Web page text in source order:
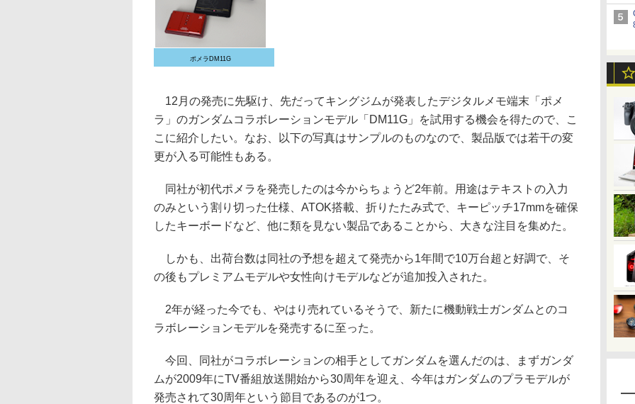
ポメラDM11G
12月の発売に先駆け、先だってキングジムが発表したデジタルメモ端末「ポメ
ラ」のガンダムコラボレーションモデル「DM11G」を試用する機会を得たので、こ
こに紹介したい。なお、以下の写真はサンプルのものなので、製品版では若干の変
更が入る可能性もある。
同社が初代ポメラを発売したのは今からちょうど2年前。用途はテキストの入力
のみという割り切った仕様、ATOK搭載、折りたたみ式で、キーピッチ17mmを確保
したキーボードなど、他に類を見ない製品であることから、大きな注目を集めた。
しかも、出荷台数は同社の予想を超えて発売から1年間で10万台超と好調で、そ
の後もプレミアムモデルや女性向けモデルなどが追加投入された。
2年が経った今でも、やはり売れているそうで、新たに機動戦士ガンダムとのコ
ラボレーションモデルを発売するに至った。
今回、同社がコラボレーションの相手としてガンダムを選んだのは、まずガンダ
ムが2009年にTV番組放送開始から30周年を迎え、今年はガンダムのプラモデルが
発売されて30周年という節目であるのが1つ。